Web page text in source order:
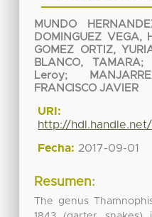
MUNDO
DOMINGUEZ VEGA,
GOMEZ ORTIZ,
BLANCO, TAMARA;
Leroy;
FRANCISCO JAVIER
URI:
http://
Fecha: 2017-09-01
Resumen:
The genus